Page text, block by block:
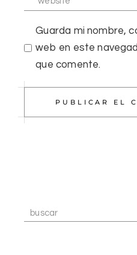
Guarda mi nombre,
web en este
que comente.
PUBLICAR EL